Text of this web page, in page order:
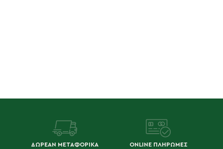
ΔΩΡΕΑΝ ΜΕΤΑΦΟΡΙΚΑ ONLINE ΠΛΗΡΩΜΕΣ